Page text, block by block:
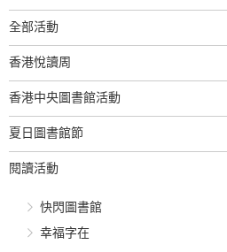
全部活動
香港悅讀周
香港中央圖書館活動
夏日圖書館節
閱讀活動
快閃圖書館
幸福字在